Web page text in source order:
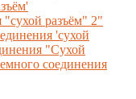
"сухой разъём" 2"
'сухой
"Сухой
соединения